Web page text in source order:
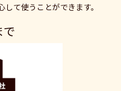
て使うことができます。
で